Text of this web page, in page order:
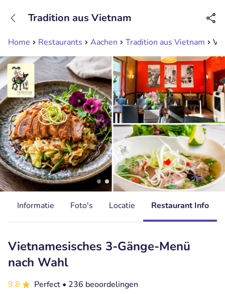
Bereikbaar tot 23:00 uur
Home Restaurants Aachen Tradition aus Vietnam
Tradition aus Vietnam
Informatie Foto's Locatie Restaurant Info
Vietnamesisches 3-Gänge-Menü
nach Wahl
9.8 Perfect • 236 beoordelingen